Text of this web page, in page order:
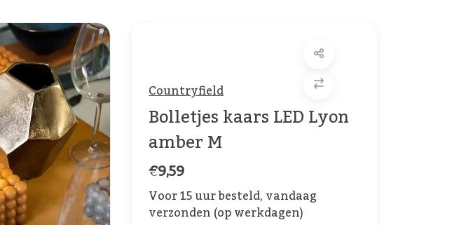
Countryfield
Bolletjes kaars LED Lyon
amber M
€9,59
Voor 15 uur besteld, vandaag
verzonden (op werkdagen)